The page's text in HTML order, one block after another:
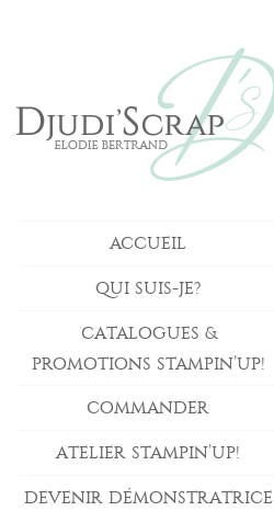
ACCUEIL
QUI SUIS-JE?
CATALOGUES &
PROMOTIONS STAMPIN’UP!
COMMANDER
ATELIER STAMPIN’UP!
DEVENIR DÉMONSTRATRICE